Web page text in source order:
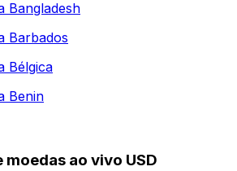
Bangladesh
Barbados
Bélgica
Benin
ao vivo USD